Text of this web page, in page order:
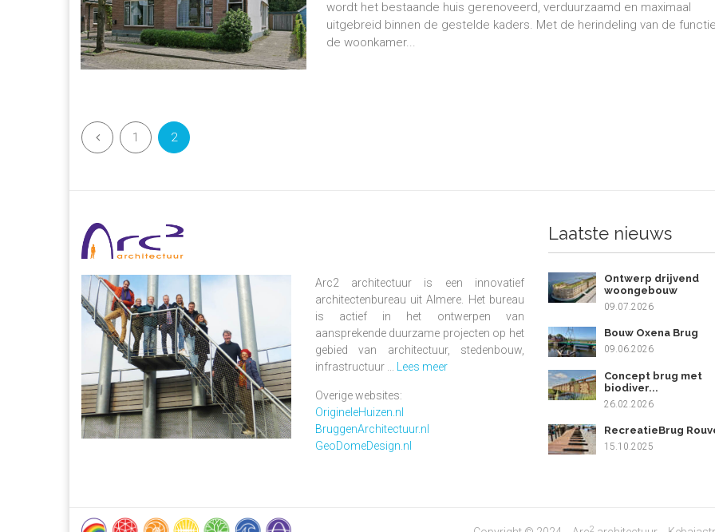
wordt het bestaande huis gerenoveerd, verduurzaamd en maximaal
uitgebreid binnen de gestelde kaders. Met de herindeling van de
de woonkamer...
1 2
Arc2 architectuur is een innovatief
architectenbureau uit Almere. Het bureau
is actief in het ontwerpen van
aansprekende duurzame projecten op het
gebied van architectuur, stedenbouw,
infrastructuur ...
Lees meer
Overige websites:
OrigineleHuizen.nl
BruggenArchitectuur.nl
GeoDomeDesign.nl
Laatste nieuws
Ontwerp drijvend
woongebouw
09.07.2026
Bouw Oxena Brug
09.06.2026
Concept brug met
biodiver...
26.02.2026
RecreatieBrug
15.10.2025
2